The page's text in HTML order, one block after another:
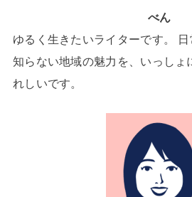
べん
ゆるく生きたいライターです。
知らない地域の魅力を、いっしょ
れしいです。